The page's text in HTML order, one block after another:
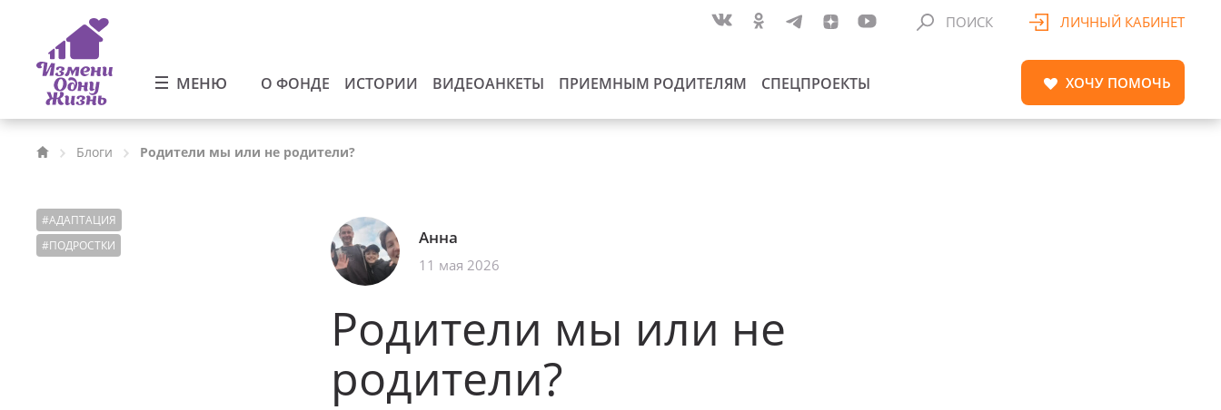
МЕНЮ О ФОНДЕ ИСТОРИИ ВИДЕОАНКЕТЫ ПРИЕМНЫМ РОДИТЕЛЯМ СПЕЦПРОЕКТЫ
ПОИСК ЛИЧНЫЙ КАБИНЕТ
ХОЧУ ПОМОЧЬ
Блоги Родители мы или не родители?
#АДАПТАЦИЯ
#ПОДРОСТКИ Анна
11 мая 2026
Родители мы или не
родители?